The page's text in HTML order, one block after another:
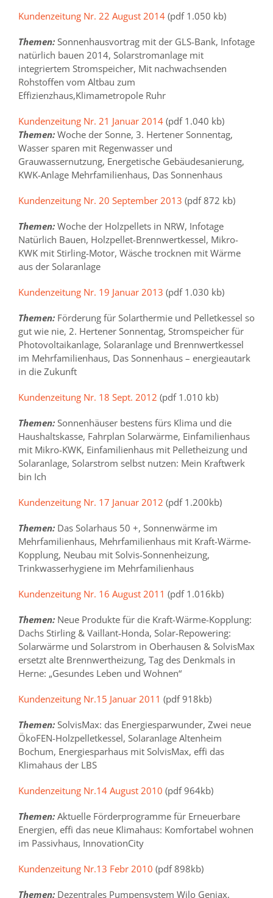
Kundenzeitung Nr. 22 August 2014 (pdf 1.050 kb)
Themen: Sonnenhausvortrag mit der GLS-Bank, Infotage
natürlich bauen 2014, Solarstromanlage mit
integriertem Stromspeicher, Mit nachwachsenden
Rohstoffen vom Altbau zum
Effizienzhaus,Klimametropole Ruhr
Kundenzeitung Nr. 21 Januar 2014 (pdf 1.040 kb)
Themen: Woche der Sonne, 3. Hertener Sonnentag,
Wasser sparen mit Regenwasser und
Grauwassernutzung, Energetische Gebäudesanierung,
KWK-Anlage Mehrfamilienhaus, Das Sonnenhaus
Kundenzeitung Nr. 20 September 2013 (pdf 872 kb)
Themen: Woche der Holzpellets in NRW, Infotage
Natürlich Bauen, Holzpellet-Brennwertkessel, Mikro-
KWK mit Stirling-Motor, Wäsche trocknen mit Wärme
aus der Solaranlage
Kundenzeitung Nr. 19 Januar 2013 (pdf 1.030 kb)
Themen: Förderung für Solarthermie und Pelletkessel so
gut wie nie, 2. Hertener Sonnentag, Stromspeicher für
Photovoltaikanlage, Solaranlage und Brennwertkessel
im Mehrfamilienhaus, Das Sonnenhaus – energieautark
in die Zukunft
Kundenzeitung Nr. 18 Sept. 2012 (pdf 1.010 kb)
Themen: Sonnenhäuser bestens fürs Klima und die
Haushaltskasse, Fahrplan Solarwärme, Einfamilienhaus
mit Mikro-KWK, Einfamilienhaus mit Pelletheizung und
Solaranlage, Solarstrom selbst nutzen: Mein Kraftwerk
bin Ich
Kundenzeitung Nr. 17 Januar 2012 (pdf 1.200kb)
Themen: Das Solarhaus 50 +, Sonnenwärme im
Mehrfamilienhaus, Mehrfamilienhaus mit Kraft-Wärme-
Kopplung, Neubau mit Solvis-Sonnenheizung,
Trinkwasserhygiene im Mehrfamilienhaus
Kundenzeitung Nr. 16 August 2011 (pdf 1.016kb)
Themen: Neue Produkte für die Kraft-Wärme-Kopplung:
Dachs Stirling & Vaillant-Honda, Solar-Repowering:
Solarwärme und Solarstrom in Oberhausen & SolvisMax
ersetzt alte Brennwertheizung, Tag des Denkmals in
Herne: „Gesundes Leben und Wohnen“
Kundenzeitung Nr.15 Januar 2011 (pdf 918kb)
Themen: SolvisMax: das Energiesparwunder, Zwei neue
ÖkoFEN-Holzpelletkessel, Solaranlage Altenheim
Bochum, Energiesparhaus mit SolvisMax, effi das
Klimahaus der LBS
Kundenzeitung Nr.14 August 2010 (pdf 964kb)
Themen: Aktuelle Förderprogramme für Erneuerbare
Energien, effi das neue Klimahaus: Komfortabel wohnen
im Passivhaus, InnovationCity
Kundenzeitung Nr.13 Febr 2010 (pdf 898kb)
Themen: Dezentrales Pumpensystem Wilo Geniax,